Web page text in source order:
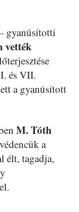
gyanúsítotti
vették
és VII.
a gyanúsított
M. Tóth
a
élt, tagadja,